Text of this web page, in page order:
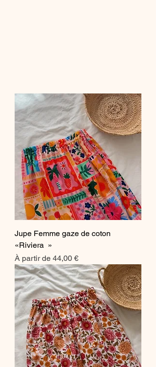
Jupe Femme gaze de coton
«Riviera »
À partir de 44,00 €
Prix promotionnel